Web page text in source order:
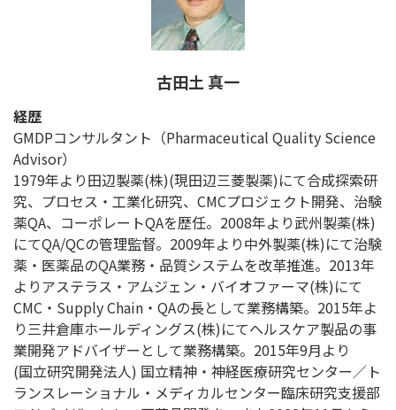
古田土 真一
経歴
GMDPコンサルタント（Pharmaceutical Quality Science
Advisor）
1979年より田辺製薬(株)(現田辺三菱製薬)にて合成探索研
究、プロセス・工業化研究、CMCプロジェクト開発、治験
薬QA、コーポレートQAを歴任。2008年より武州製薬(株)
にてQA/QCの管理監督。2009年より中外製薬(株)にて治験
薬・医薬品のQA業務・品質システムを改革推進。2013年
よりアステラス・アムジェン・バイオファーマ(株)にて
CMC・Supply Chain・QAの長として業務構築。2015年よ
り三井倉庫ホールディングス(株)にてヘルスケア製品の事
業開発アドバイザーとして業務構築。2015年9月より
(国立研究開発法人) 国立精神・神経医療研究センター／ト
ランスレーショナル・メディカルセンター臨床研究支援部